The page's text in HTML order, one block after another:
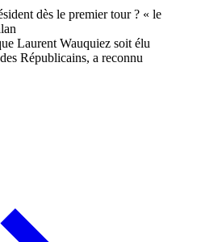
Laurent Wauquiez soit élu
Républicains, a reconnu